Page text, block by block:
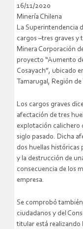
16/11/2020
Minería Chilena
La Superintendencia
cargos –tres graves y
Minera Corporación
proyecto “Aumento
Cosayach”, ubicado
Tamarugal, Región de
Los cargos graves
afectación de tres
explotación calichero
siglo pasado. Dicha
dos huellas históricas
y la destrucción de
consecuencia de los
empresa.
Se comprobó
ciudadanos y del
titular está realizando